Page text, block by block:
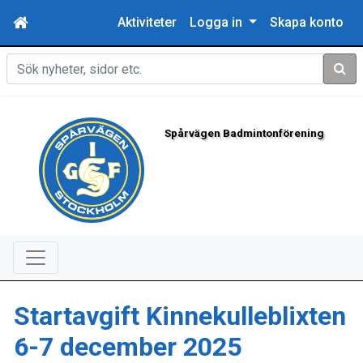
Aktiviteter Logga in Skapa konto
Sök
Spårvägen Badmintonförening
Startavgift Kinnekulleblixten
6-7 december 2025